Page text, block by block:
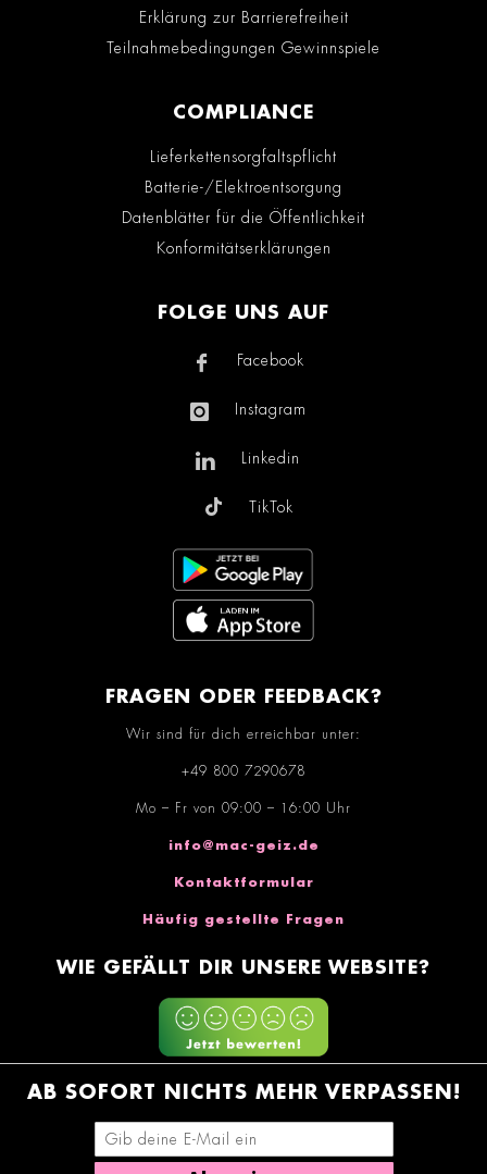
Erklärung zur Barrierefreiheit
Teilnahmebedingungen Gewinnspiele
COMPLIANCE
Lieferkettensorgfaltspflicht
Batterie-/Elektroentsorgung
Datenblätter für die Öffentlichkeit
Konformitätserklärungen
FOLGE UNS AUF
Facebook
Instagram
Linkedin
TikTok
FRAGEN ODER FEEDBACK?
Wir sind für dich erreichbar unter:
+49 800 7290678
Mo – Fr von 09:00 – 16:00 Uhr
info@mac-geiz.de
Kontaktformular
Häufig gestellte Fragen
WIE GEFÄLLT DIR UNSERE WEBSITE?
AB SOFORT NICHTS MEHR VERPASSEN!
E-Mail-Adresse eingeben